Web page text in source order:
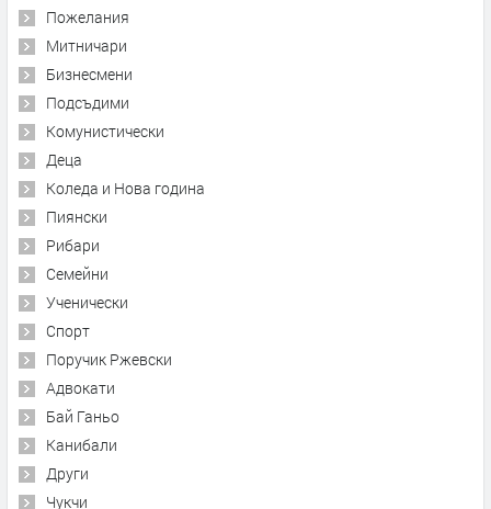
Пожелания
Митничари
Бизнесмени
Подсъдими
Комунистически
Деца
Коледа и Нова година
Пиянски
Рибари
Семейни
Ученически
Спорт
Поручик Ржевски
Адвокати
Бай Ганьо
Канибали
Други
Чукчи